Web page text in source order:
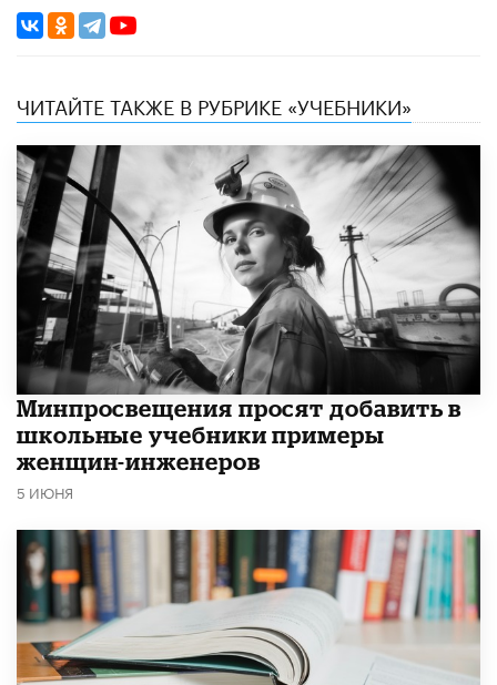
ЧИТАЙТЕ ТАКЖЕ В РУБРИКЕ «УЧЕБНИКИ»
Минпросвещения просят добавить в
школьные учебники примеры
женщин-инженеров
5 ИЮНЯ